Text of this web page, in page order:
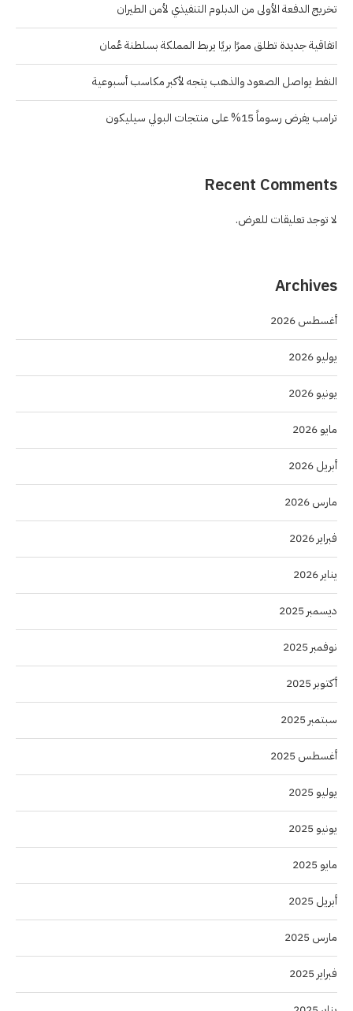
تخريج الدفعة الأولى من الدبلوم التنفيذي لأمن الطيران
اتفاقية جديدة تطلق ممرًا بريًا يربط المملكة بسلطنة عُمان
النفط يواصل الصعود والذهب يتجه لأكبر مكاسب أسبوعية
ترامب يفرض رسوماً 15% على منتجات البولي سيليكون
Recent Comments
لا توجد تعليقات للعرض.
Archives
أغسطس 2026
يوليو 2026
يونيو 2026
مايو 2026
أبريل 2026
مارس 2026
فبراير 2026
يناير 2026
ديسمبر 2025
نوفمبر 2025
أكتوبر 2025
سبتمبر 2025
أغسطس 2025
يوليو 2025
يونيو 2025
مايو 2025
أبريل 2025
مارس 2025
فبراير 2025